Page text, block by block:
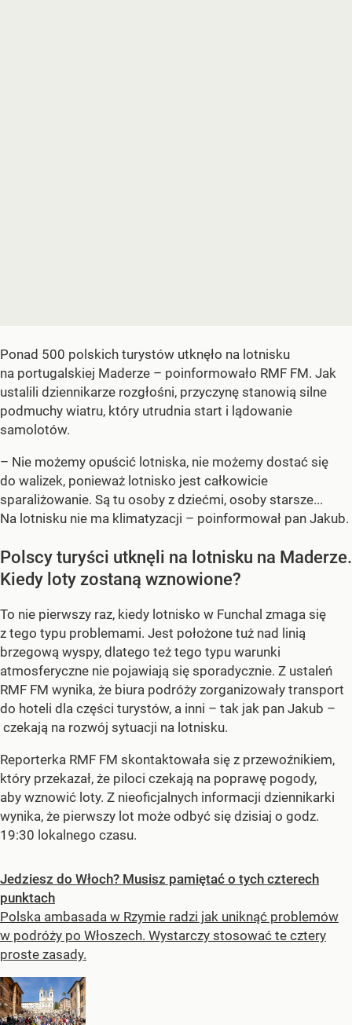
Ponad 500 polskich turystów utknęło na lotnisku
na portugalskiej Maderze – poinformowało RMF FM. Jak
ustalili dziennikarze rozgłośni, przyczynę stanowią silne
podmuchy wiatru, który utrudnia start i lądowanie
samolotów.
– Nie możemy opuścić lotniska, nie możemy dostać się
do walizek, ponieważ lotnisko jest całkowicie
sparaliżowanie. Są tu osoby z dziećmi, osoby starsze...
Na lotnisku nie ma klimatyzacji – poinformował pan Jakub.
Polscy turyści utknęli na lotnisku na Maderze.
Kiedy loty zostaną wznowione?
To nie pierwszy raz, kiedy lotnisko w Funchal zmaga się
z tego typu problemami. Jest położone tuż nad linią
brzegową wyspy, dlatego też tego typu warunki
atmosferyczne nie pojawiają się sporadycznie. Z ustaleń
RMF FM wynika, że biura podróży zorganizowały transport
do hoteli dla części turystów, a inni – tak jak pan Jakub –
czekają na rozwój sytuacji na lotnisku.
Reporterka RMF FM skontaktowała się z przewoźnikiem,
który przekazał, że piloci czekają na poprawę pogody,
aby wznowić loty. Z nieoficjalnych informacji dziennikarki
wynika, że pierwszy lot może odbyć się dzisiaj o godz.
19:30 lokalnego czasu.
Jedziesz do Włoch? Musisz pamiętać o tych czterech
punktach
Polska ambasada w Rzymie radzi jak uniknąć problemów
w podróży po Włoszech. Wystarczy stosować te cztery
proste zasady.